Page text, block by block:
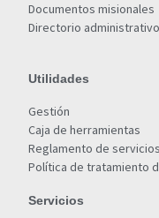
Documentos misionales
Directorio administrativo
Utilidades
Gestión
Caja de herramientas
Reglamento de servicios
Política de tratamiento
Servicios